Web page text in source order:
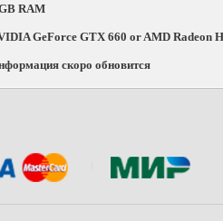
RAM
GeForce GTX 660 or AMD Radeon
скоро обновится